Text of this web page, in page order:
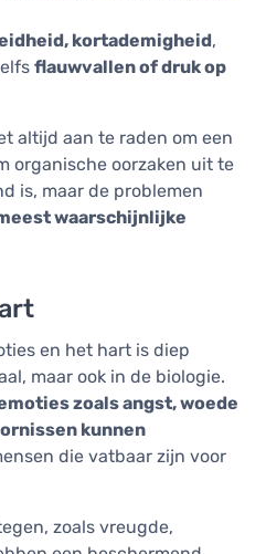
kortademigheid,
flauwvallen of druk op
altijd aan te raden om een
organische oorzaken uit te
is, maar de problemen
waarschijnlijke
en het hart is diep
maar ook in de biologie.
zoals angst, woede
kunnen
die vatbaar zijn voor
zoals vreugde,